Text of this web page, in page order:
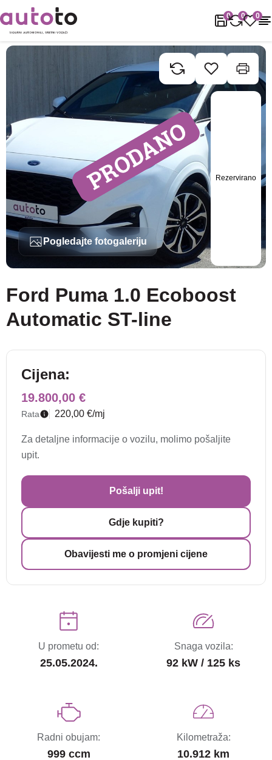
0 0 0
Naslovnica Rabljena vozila Ford Puma 1.0
Rezervirano
Pogledajte fotogaleriju
Ford Puma 1.0 Ecoboost
Automatic ST-line
Cijena:
19.800,00 €
Rata 220,00 €/mj
Za detaljne informacije o vozilu, molimo pošaljite
upit.
Pošalji upit!
Gdje kupiti?
Obavijesti me o promjeni cijene
U prometu od:
25.05.2024.
Snaga vozila:
92 kW / 125 ks
Radni obujam:
999 ccm
Kilometraža:
10.912 km